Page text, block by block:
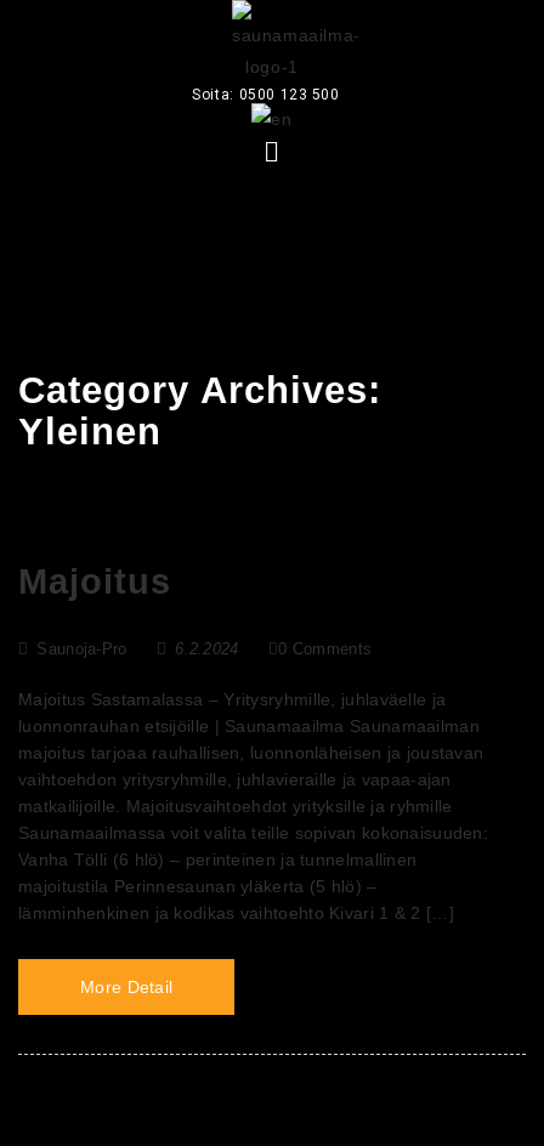
Soita: 0500 123 500
Category Archives:
Yleinen
Majoitus
Saunoja-Pro 6.2.2024 0 Comments
Majoitus Sastamalassa – Yritysryhmille, juhlaväelle ja
luonnonrauhan etsijöille | Saunamaailma Saunamaailman
majoitus tarjoaa rauhallisen, luonnonläheisen ja joustavan
vaihtoehdon yritysryhmille, juhlavieraille ja vapaa-ajan
matkailijoille. Majoitusvaihtoehdot yrityksille ja ryhmille
Saunamaailmassa voit valita teille sopivan kokonaisuuden:
Vanha Tölli (6 hlö) – perinteinen ja tunnelmallinen
majoitustila Perinnesaunan yläkerta (5 hlö) –
lämminhenkinen ja kodikas vaihtoehto Kivari 1 & 2 […]
More Detail